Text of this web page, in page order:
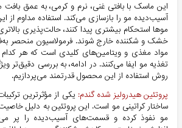
این ماسک با بافتی غنی، نرم و کرمی، به عمق بافت
آسیب‌دیده مو را بازسازی می‌کند. استفاده مداوم
موها استحکام بیشتری پیدا کنند، حالت‌پذیری
خشک و شکننده خارج شوند. فرمولاسیون منحصر
مواد مغذی و ویتامین‌های کلیدی است که هر
تغذیه مو ایفا می‌کنند. در ادامه، به بررسی دقیق‌تر
روش استفاده از این محصول قدرتمند می‌پردازیم.
پروتئین هیدرولیز شده گندم: یکی از مؤثرترین
ساختار کراتینی مو است. این پروتئین به دلیل
مو نفوذ کرده و قسمت‌های آسیب‌دیده را پر